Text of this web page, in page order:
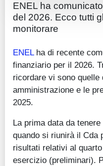
ENEL ha
del 2026. Ecco tutti
monitorare
ENELha di recente
finanziario per il 2026.
ricordare vi sono quelle
amministrazione e le
2025.
La prima data da
quando si riunirà il Cda
risultati relativi al
esercizio (preliminari).